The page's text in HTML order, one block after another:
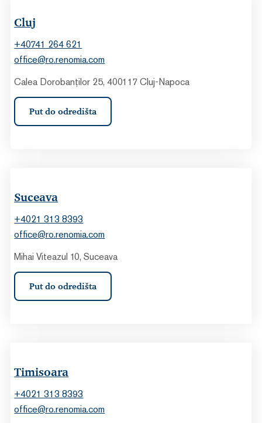
Cluj
+40741 264 621
office@ro.renomia.com
Calea Dorobanților 25, 400117 Cluj-Napoca
Put do odredišta
Suceava
+4021 313 8393
office@ro.renomia.com
Mihai Viteazul 10, Suceava
Put do odredišta
Timisoara
+4021 313 8393
office@ro.renomia.com